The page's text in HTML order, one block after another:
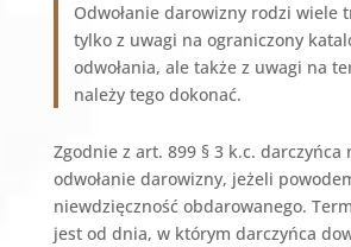
Odwołanie darowizny rodzi wiele
tylko z uwagi na ograniczony
odwołania, ale także z uwagi na
należy tego dokonać.
Zgodnie z art. 899 § 3 k.c. darczyńca
odwołanie darowizny, jeżeli
niewdzięczność obdarowanego.
jest od dnia, w którym darczyńca